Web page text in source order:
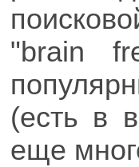
"brain
(есть в
еще